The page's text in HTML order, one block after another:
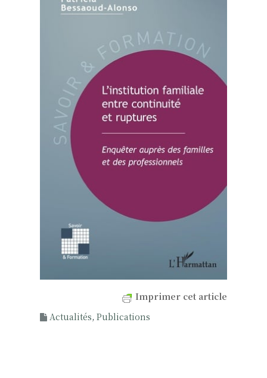
Imprimer cet article
Actualités, Publications